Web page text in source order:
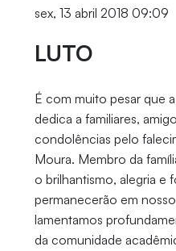
sex, 13 abril 2018 09:09
LUTO
É com muito pesar que
dedica a familiares,
condolências pelo
Moura. Membro da
o brilhantismo, alegria e
permanecerão em
lamentamos
da comunidade